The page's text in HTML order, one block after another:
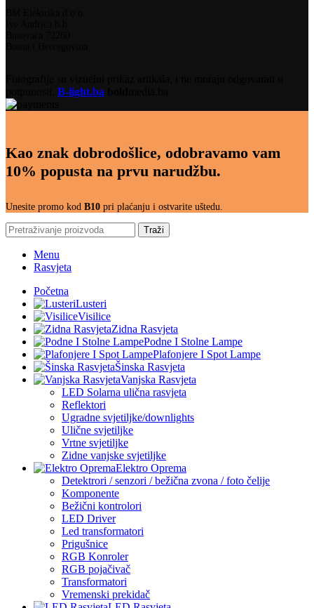
B-light.ba
Kao znak dobrodošlice, odobravamo vam
10% popusta na prvu narudžbu.
Unesite promo kod B10 pri plaćanju i ostvarite uštedu.
Traži
Menu
Rasvjeta
Početna
Lusteri
Visilice
Zidna Rasvjeta
Podne I Stolne Lampe
Plafonjere I Spot Lampe
Šinska Rasvjeta
Vanjska Rasvjeta
LED Solarna ulična rasvjeta
Reflektori
Ugradne svjetiljke/downlights
Ulične svjetiljke
Vrtne svjetiljke
Zidne vanjske svjetiljke
Elektro Oprema
Detektrori / senzori / bežična zvona / foto čelije
Komponente
Bežični kontrolori
LED Driver
Led transformatori
Prigušnice
RGB Konroler
RGB pojačivač
Transformatori
Vremenski prekidač